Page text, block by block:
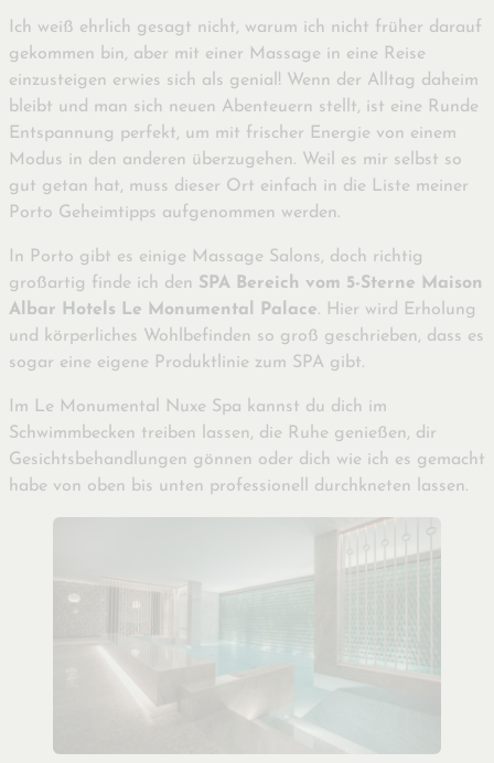
Ich weiß ehrlich gesagt nicht, warum ich nicht früher darauf
gekommen bin, aber mit einer Massage in eine Reise
einzusteigen erwies sich als genial! Wenn der Alltag daheim
bleibt und man sich neuen Abenteuern stellt, ist eine Runde
Entspannung perfekt, um mit frischer Energie von einem
Modus in den anderen überzugehen. Weil es mir selbst so
gut getan hat, muss dieser Ort einfach in die Liste meiner
Porto Geheimtipps aufgenommen werden.
In Porto gibt es einige Massage Salons, doch richtig
großartig finde ich den SPA Bereich vom 5-Sterne Maison
Albar Hotels Le Monumental Palace. Hier wird Erholung
und körperliches Wohlbefinden so groß geschrieben, dass es
sogar eine eigene Produktlinie zum SPA gibt.
Im Le Monumental Nuxe Spa kannst du dich im
Schwimmbecken treiben lassen, die Ruhe genießen, dir
Gesichtsbehandlungen gönnen oder dich wie ich es gemacht
habe von oben bis unten professionell durchkneten lassen.